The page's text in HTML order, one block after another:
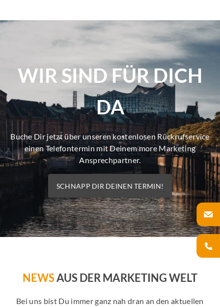
WIR SIND FÜR DICH
DA
Buche Dir jetzt über unseren kostenlosen Rückrufservice
einen Telefontermin mit Deinem more Marketing
Ansprechpartner.
SCHNAPP DIR DEINEN TERMIN!
NEWSAUS DER MARKETING WELT
Bei uns bist Du immer ganz nah dran an den aktuellen